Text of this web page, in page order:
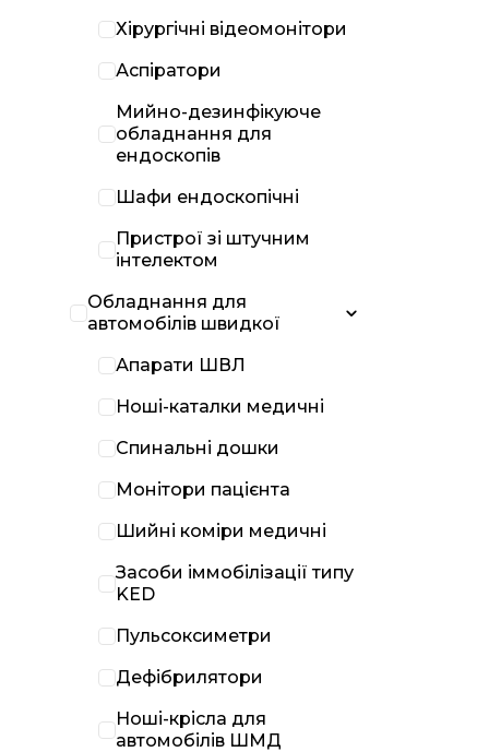
Хірургічні відеомонітори
Аспіратори
Мийно-дезинфікуюче
обладнання для
ендоскопів
Шафи ендоскопічні
Пристрої зі штучним
інтелектом
Обладнання для
автомобілів швидкої
Апарати ШВЛ
Ноші-каталки медичні
Спинальні дошки
Монітори пацієнта
Шийні коміри медичні
Засоби іммобілізації типу
KED
Пульсоксиметри
Дефібрилятори
Ноші-крісла для
автомобілів ШМД